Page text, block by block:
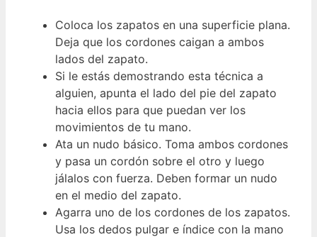
Coloca los zapatos en una superficie plana.
Deja que los cordones caigan a ambos
lados del zapato.
Si le estás demostrando esta técnica a
alguien, apunta el lado del pie del zapato
hacia ellos para que puedan ver los
movimientos de tu mano.
Ata un nudo básico. Toma ambos cordones
y pasa un cordón sobre el otro y luego
jálalos con fuerza. Deben formar un nudo
en el medio del zapato.
Agarra uno de los cordones de los zapatos.
Usa los dedos pulgar e índice con la mano